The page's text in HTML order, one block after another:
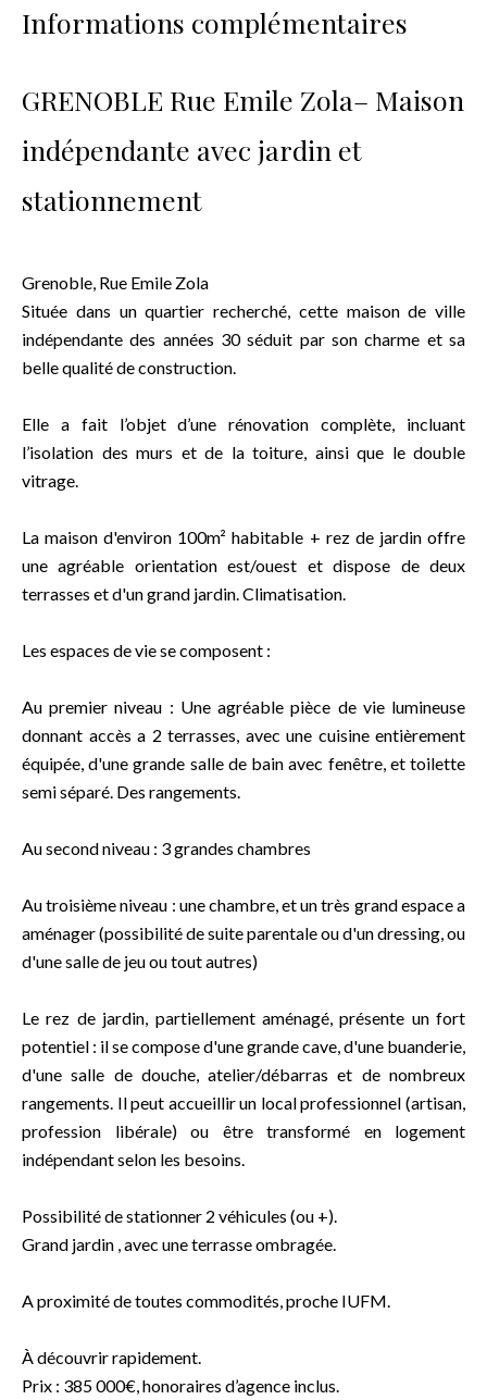
Informations complémentaires
GRENOBLE Rue Emile Zola– Maison
indépendante avec jardin et
stationnement
Grenoble, Rue Emile Zola
Située dans un quartier recherché, cette maison de ville
indépendante des années 30 séduit par son charme et sa
belle qualité de construction.
Elle a fait l’objet d’une rénovation complète, incluant
l’isolation des murs et de la toiture, ainsi que le double
vitrage.
La maison d'environ 100m² habitable + rez de jardin offre
une agréable orientation est/ouest et dispose de deux
terrasses et d'un grand jardin. Climatisation.
Les espaces de vie se composent :
Au premier niveau : Une agréable pièce de vie lumineuse
donnant accès a 2 terrasses, avec une cuisine entièrement
équipée, d'une grande salle de bain avec fenêtre, et toilette
semi séparé. Des rangements.
Au second niveau : 3 grandes chambres
Au troisième niveau : une chambre, et un très grand espace a
aménager (possibilité de suite parentale ou d'un dressing, ou
d'une salle de jeu ou tout autres)
Le rez de jardin, partiellement aménagé, présente un fort
potentiel : il se compose d'une grande cave, d'une buanderie,
d'une salle de douche, atelier/débarras et de nombreux
rangements. Il peut accueillir un local professionnel (artisan,
profession libérale) ou être transformé en logement
indépendant selon les besoins.
Possibilité de stationner 2 véhicules (ou +).
Grand jardin , avec une terrasse ombragée.
A proximité de toutes commodités, proche IUFM.
À découvrir rapidement.
Prix : 385 000€, honoraires d’agence inclus.